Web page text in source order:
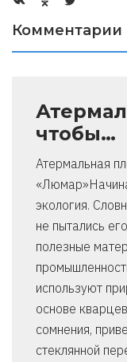
Комментарии
чтобы…
Атермальная
экология.
не пытались
полезные
используют
основе
сомнения,
стеклянной